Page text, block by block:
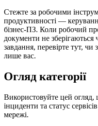
Стежте за робочими
продуктивності —
бізнес-ПЗ. Коли робочий
документи не зберігаються
завдання, перевірте тут, чи
лише вас.
Огляд категорії
Використовуйте цей огляд,
інциденти та статус
мережі.